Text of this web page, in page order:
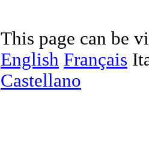
This page can be
English Français
Castellano